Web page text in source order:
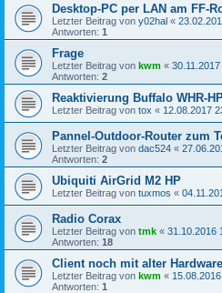
Desktop-PC per LAN am FF-
Letzter Beitrag von y02hal «
Antworten: 1
Frage
Letzter Beitrag von kwm «
Antworten: 2
Reaktivierung Buffalo WHR-
Letzter Beitrag von tox « 12.08.2017
Pannel-Outdoor-Router zum
Letzter Beitrag von dac524 «
Antworten: 2
Ubiquiti AirGrid M2 HP
Letzter Beitrag von tuxmos «
Radio Corax
Letzter Beitrag von tmk « 31.10.2016
Antworten: 18
Client noch mit alter
Letzter Beitrag von kwm «
Antworten: 1